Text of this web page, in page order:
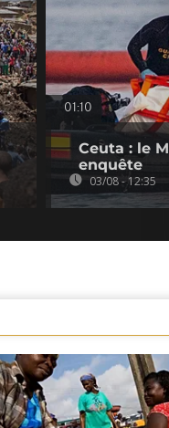
01:10
Ceuta : le
enquête
03/08 - 12:35